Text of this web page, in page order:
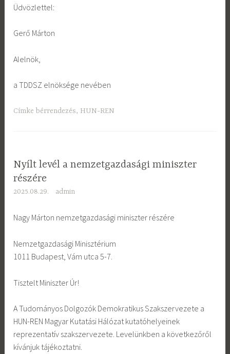
Üdvözlettel:
Gerő Márton
Alelnök,
a TDDSZ elnöksége nevében
Címke bérrendezés, HUN-REN
Nyílt levél a nemzetgazdasági miniszter
részére
2025.08.29. admin
Nagy Márton nemzetgazdasági miniszter részére
Nemzetgazdasági Minisztérium
1011 Budapest, Vám utca 5-7.
Tisztelt Miniszter Úr!
A Tudományos Dolgozók Demokratikus Szakszervezete a
HUN-REN Magyar Kutatási Hálózat kutatóhelyeinek
reprezentatív szakszervezete. Levelünkben a következőről
kívánjuk tájékoztatni.